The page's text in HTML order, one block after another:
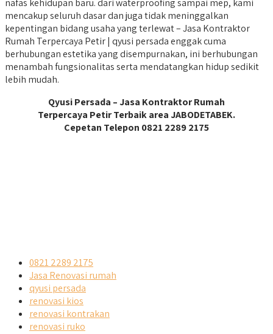
nafas kehidupan baru. dari waterproofing sampai mep, kami
mencakup seluruh dasar dan juga tidak meninggalkan
kepentingan bidang usaha yang terlewat – Jasa Kontraktor
Rumah Terpercaya Petir | qyusi persada enggak cuma
berhubungan estetika yang disempurnakan, ini berhubungan
menambah fungsionalitas serta mendatangkan hidup sedikit
lebih mudah.
Qyusi Persada – Jasa Kontraktor Rumah
Terpercaya Petir Terbaik area JABODETABEK.
Cepetan Telepon 0821 2289 2175
0821 2289 2175
Jasa Renovasi rumah
qyusi persada
renovasi kios
renovasi kontrakan
renovasi ruko